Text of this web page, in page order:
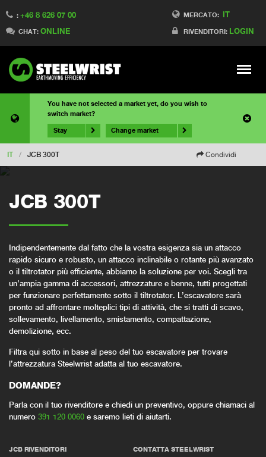
MERCATO: IT
RIVENDITORI: LOGIN
: +46 8 626 07 00
CHAT: ONLINE
Meny
You have not selected a market yet, do you wish to
switch market?
Stay Change market
IT / JCB 300T Condividi
JCB 300T
Indipendentemente dal fatto che la vostra esigenza sia un attacco
rapido sicuro e robusto, un attacco inclinabile o rotante più avanzato
o il tiltrotator più efficiente, abbiamo la soluzione per voi. Scegli tra
un’ampia gamma di accessori, attrezzature e benne, tutti progettati
per funzionare perfettamente sotto il tiltrotator. L’escavatore sarà
pronto ad affrontare molteplici tipi di attività, che si tratti di scavo,
sollevamento, livellamento, smistamento, compattazione,
demolizione, ecc.
Filtra qui sotto in base al peso del tuo escavatore per trovare
l’attrezzatura Steelwrist adatta al tuo escavatore.
DOMANDE?
Parla con il tuo rivenditore e chiedi un preventivo, oppure chiamaci al
numero 391 120 0060 e saremo lieti di aiutarti.
JCB RIVENDITORI CONTATTA STEELWRIST